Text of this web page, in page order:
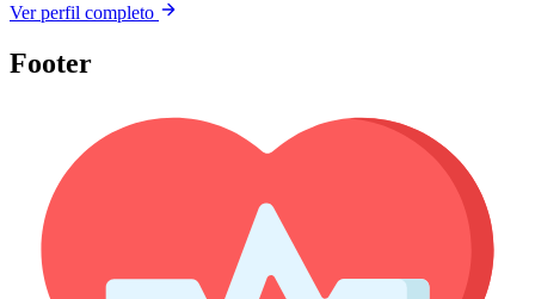
Ver perfil completo
Footer